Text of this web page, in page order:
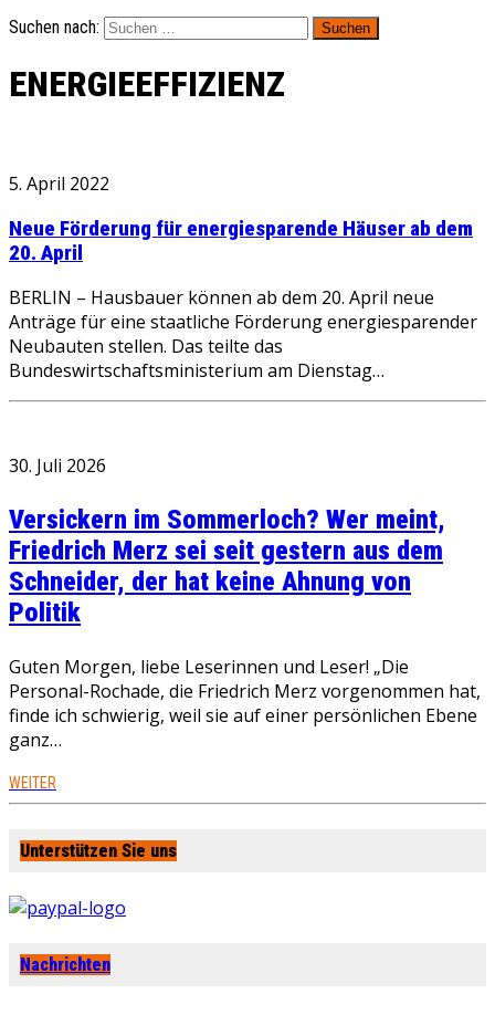
Suchen nach:
ENERGIEEFFIZIENZ
5. April 2022
Neue Förderung für energiesparende Häuser ab dem
20. April
BERLIN – Hausbauer können ab dem 20. April neue
Anträge für eine staatliche Förderung energiesparender
Neubauten stellen. Das teilte das
Bundeswirtschaftsministerium am Dienstag…
30. Juli 2026
Versickern im Sommerloch? Wer meint,
Friedrich Merz sei seit gestern aus dem
Schneider, der hat keine Ahnung von
Politik
Guten Morgen, liebe Leserinnen und Leser! „Die
Personal-Rochade, die Friedrich Merz vorgenommen hat,
finde ich schwierig, weil sie auf einer persönlichen Ebene
ganz…
WEITER
Unterstützen Sie uns
Nachrichten